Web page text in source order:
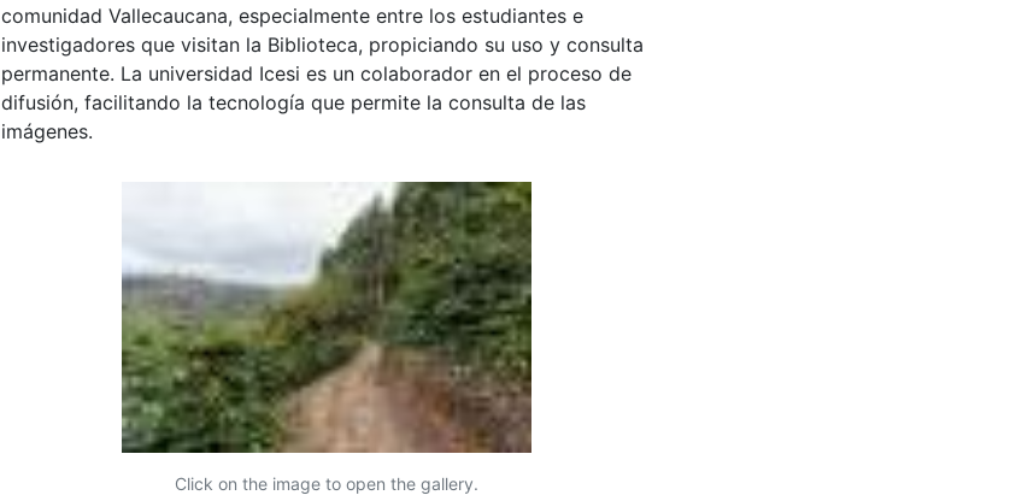
comunidad Vallecaucana, especialmente entre los estudiantes e
investigadores que visitan la Biblioteca, propiciando su uso y consulta
permanente. La universidad Icesi es un colaborador en el proceso de
difusión, facilitando la tecnología que permite la consulta de las
imágenes.
Click on the image to open the gallery.